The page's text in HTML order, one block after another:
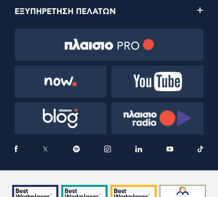
ΕΞΥΠΗΡΕΤΗΣΗ ΠΕΛΑΤΩΝ